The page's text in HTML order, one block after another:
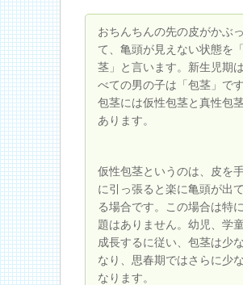
おちんちんの先の皮がかぶっ
て、亀頭が見えない状態を
茎」と言います。新生児期
べての男の子は「包茎」です
包茎には仮性包茎と真性包
あります。
仮性包茎というのは、皮を
に引っ張ると楽に亀頭が出て
る場合です。この場合は特
題はありません。幼児、学
成長するに従い、包茎は少な
なり、思春期ではさらに少な
なります。